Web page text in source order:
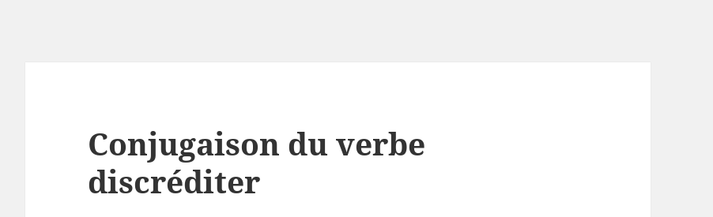
Conjugaison du verbe
discréditer